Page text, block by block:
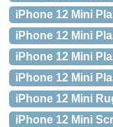
iPhone 12 Mini
iPhone 12 Mini
iPhone 12 Mini
iPhone 12 Mini
iPhone 12 Mini
iPhone 12 Mini